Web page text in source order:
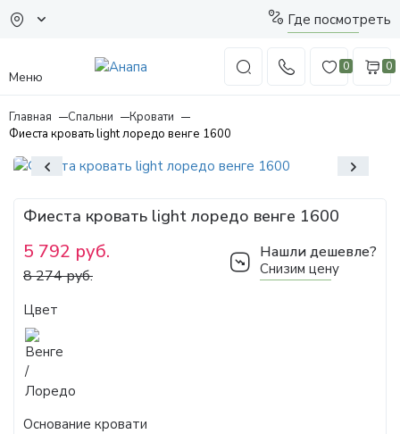
Где посмотреть
Меню
0 0
Главная Спальни
Кровати
Фиеста кровать light лоредо венге 1600
Фиеста кровать light лоредо венге 1600
5 792 руб.
8 274 руб.
Нашли дешевле?
Снизим цену
Цвет
Основание кровати